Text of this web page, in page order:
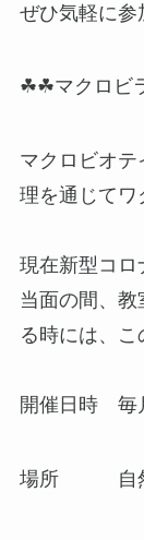
ぜひ気軽に参
☘☘マクロビ
マクロビオテ
理を通じてワ
現在新型コロ
当面の間、
る時には、こ
開催日時 毎
場所 自然